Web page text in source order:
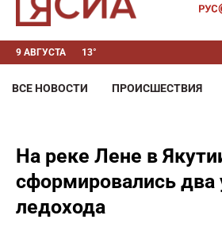
9 АВГУСТА 13°
ВСЕ НОВОСТИ ПРОИСШЕСТВИЯ
На реке Лене в
сформировались два
ледохода